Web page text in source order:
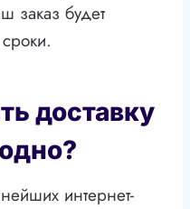
заказ будет
доставку
интернет-